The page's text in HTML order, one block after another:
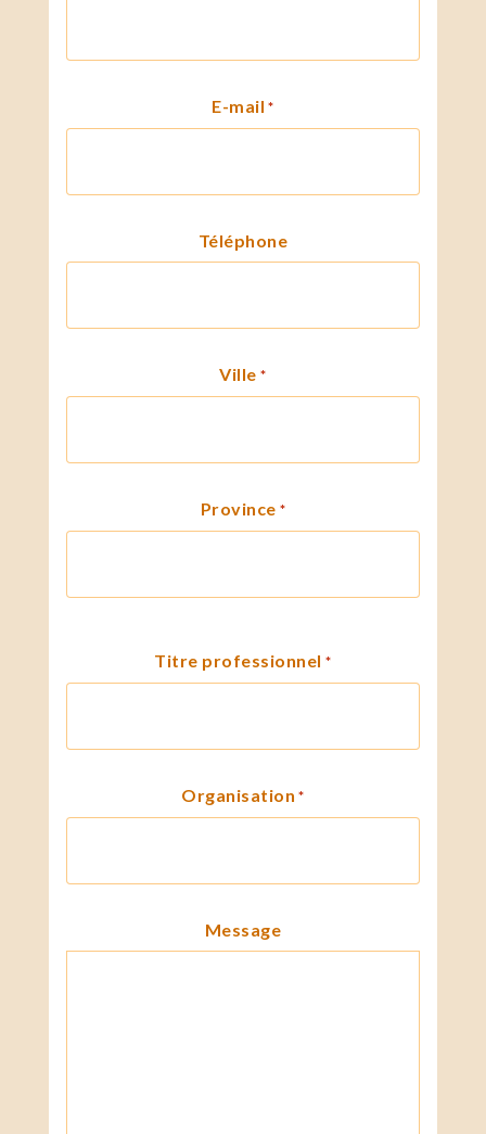
E-mail *
Téléphone
Ville *
Province *
Titre professionnel *
Organisation *
Message